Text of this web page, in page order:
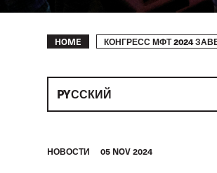
Breadcrumb
HOME КОНГРЕСС МФТ 2024
PYССКИЙ
HОВОСТИ 05 NOV 2024